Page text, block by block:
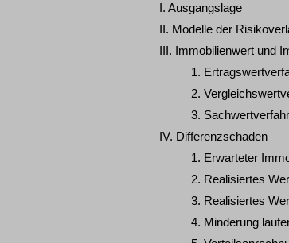
I. Ausgangslage
II. Modelle der
III. Immobilienwert und
1.
2.
3.
IV. Differenzschaden
1. Erwarteter
2. Realisiertes
3. Realisiertes
4. Minderung